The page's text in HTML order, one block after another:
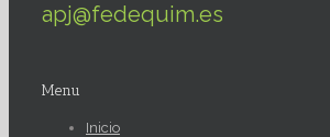
apj@fedequim.es
Menu
Inicio